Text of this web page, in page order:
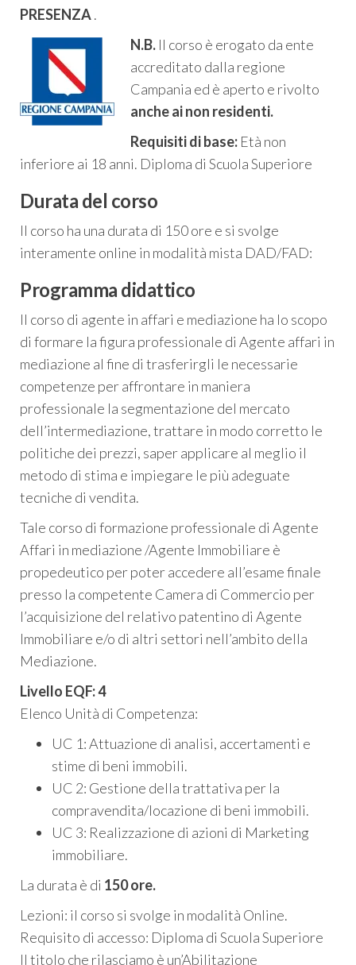
PRESENZA.
N.B. Il corso è erogato da ente
accreditato dalla regione
Campania ed è aperto e rivolto
anche ai non residenti.
Requisiti di base: Età non
inferiore ai 18 anni. Diploma di Scuola Superiore
Durata del corso
Il corso ha una durata di 150 ore e si svolge
interamente online in modalità mista DAD/FAD:
Programma didattico
Il corso di agente in affari e mediazione ha lo scopo
di formare la figura professionale di Agente affari in
mediazione al fine di trasferirgli le necessarie
competenze per affrontare in maniera
professionale la segmentazione del mercato
dell’intermediazione, trattare in modo corretto le
politiche dei prezzi, saper applicare al meglio il
metodo di stima e impiegare le più adeguate
tecniche di vendita.
Tale corso di formazione professionale di Agente
Affari in mediazione /Agente Immobiliare è
propedeutico per poter accedere all’esame finale
presso la competente Camera di Commercio per
l’acquisizione del relativo patentino di Agente
Immobiliare e/o di altri settori nell’ambito della
Mediazione.
Livello EQF: 4
Elenco Unità di Competenza:
UC 1: Attuazione di analisi, accertamenti e
stime di beni immobili.
UC 2: Gestione della trattativa per la
compravendita/locazione di beni immobili.
UC 3: Realizzazione di azioni di Marketing
immobiliare.
La durata è di 150 ore.
Lezioni: il corso si svolge in modalità Online.
Requisito di accesso: Diploma di Scuola Superiore
Il titolo che rilasciamo è un’Abilitazione